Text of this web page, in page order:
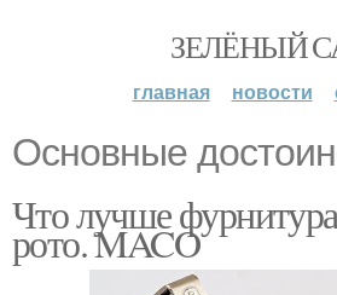
ЗЕЛЁНЫЙ
главная новости
Основные
Что лучше
рото. MACO